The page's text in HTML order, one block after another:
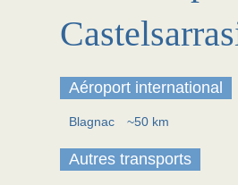
Aéroport international
Blagnac ~50 km
Autres transports